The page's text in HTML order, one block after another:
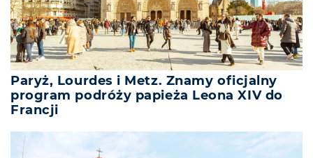
Paryż, Lourdes i Metz. Znamy oficjalny
program podróży papieża Leona XIV do
Francji